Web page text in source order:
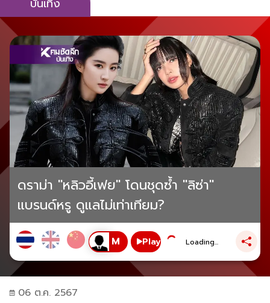
บันเทิง
ดราม่า "หลิวอี้เฟย" โดนชุดซ้ำ "ลิซ่า"
แบรนด์หรู ดูแลไม่เท่าเทียม?
Play Loading...
06 ต.ค. 2567